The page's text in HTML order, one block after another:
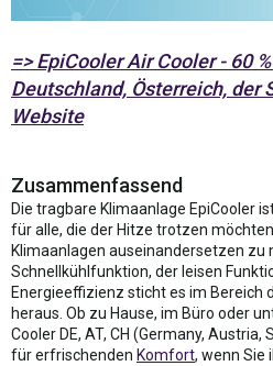
=> EpiCooler Air Cooler - 60
Deutschland, Österreich, der
Website
Zusammenfassend
Die tragbare Klimaanlage EpiCooler
für alle, die der Hitze trotzen
Klimaanlagen auseinandersetzen zu
Schnellkühlfunktion, der leisen
Energieeffizienz sticht es im Bereich
heraus. Ob zu Hause, im Büro oder
Cooler DE, AT, CH (Germany,
für erfrischenden Komfort, wenn Sie